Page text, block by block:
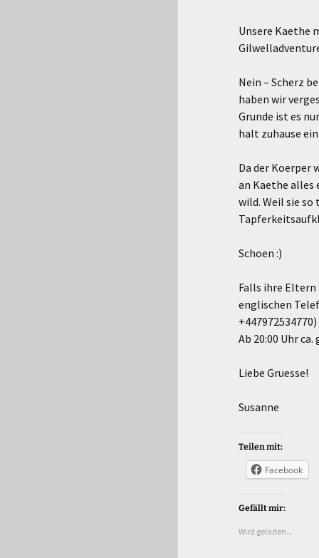
Unsere Kaethe
Nein – Scherz
haben wir
Grunde ist es
halt zuhause
Da der Koerper
an Kaethe alles
wild. Weil sie so
Schoen :)
Falls ihre
englischen
+447972534770)
Ab 20:00 Uhr
Liebe Gruesse!
Susanne
Teilen mit:
Facebook
Gefällt mir:
Wird geladen...